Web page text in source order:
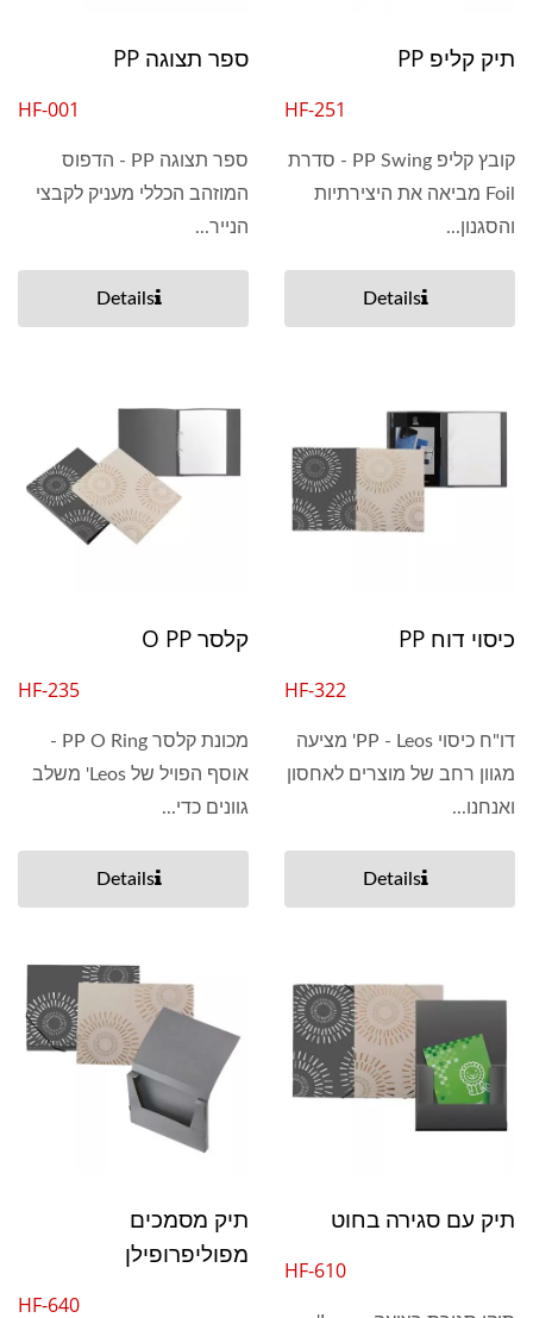
תיק קליפ PP
HF-251
קובץ קליפ PP Swing - סדרת
Foil מביאה את היצירתיות
והסגנון...
Details
ספר תצוגה PP
HF-001
ספר תצוגה PP - הדפוס
המוזהב הכללי מעניק לקבצי
הנייר...
Details
כיסוי דוח PP
HF-322
דו"ח כיסוי PP - Leos' מציעה
מגוון רחב של מוצרים לאחסון
ואנחנו...
Details
קלסר O PP
HF-235
מכונת קלסר PP O Ring -
אוסף הפויל של Leos' משלב
גוונים כדי...
Details
תיק עם סגירה בחוט
HF-610
תיק מסמכים
מפוליפרופילן
HF-640